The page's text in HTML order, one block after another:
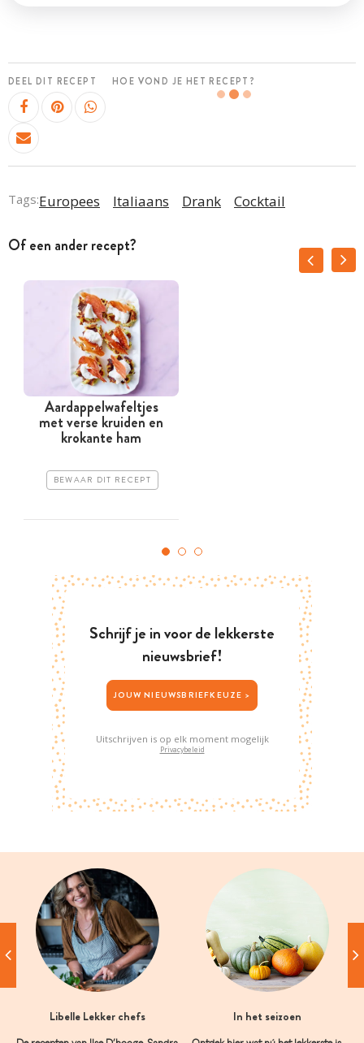
DEEL DIT RECEPT HOE VOND JE HET RECEPT?
Tags:Europees Italiaans Drank Cocktail
Of een ander recept?
Aardappelwafeltjes
met verse kruiden en
krokante ham
BEWAAR DIT RECEPT
Schrijf je in voor de lekkerste
nieuwsbrief!
JOUW NIEUWSBRIEFKEUZE >
Uitschrijven is op elk moment mogelijk
Privacybeleid
Libelle Lekker chefs In het seizoen